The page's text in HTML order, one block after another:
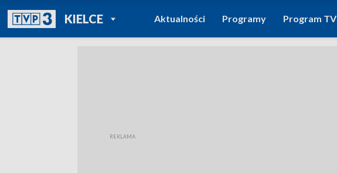
KIELCEPOWRÓT DO
TVP REGIONY
Aktualności Programy Program TV